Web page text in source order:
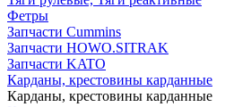
Фетры
Запчасти Cummins
Запчасти HOWO.SITRAK
Запчасти KATO
Карданы, крестовины карданные
Карданы, крестовины карданные